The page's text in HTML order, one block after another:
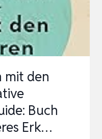
AB
mit den
Buch
Erk…